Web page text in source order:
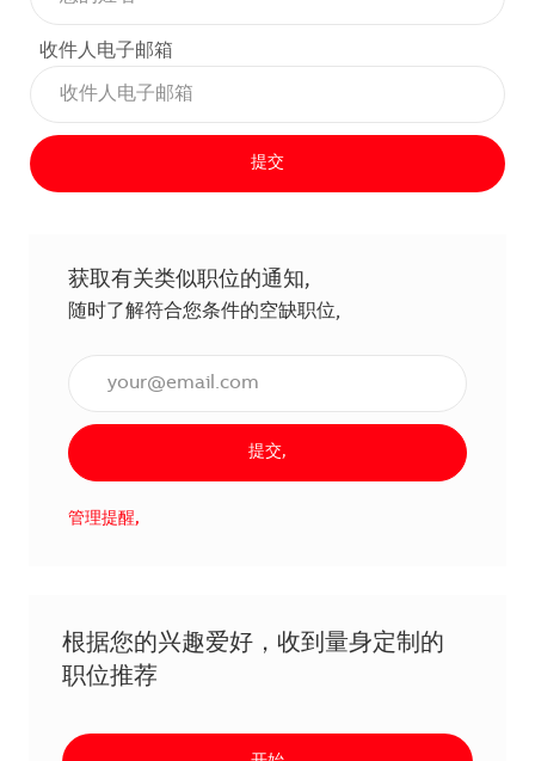
收件人电子邮箱
提交
获取有关类似职位的通知,
随时了解符合您条件的空缺职位,
提交,
管理提醒,
根据您的兴趣爱好，收到量身定制的
职位推荐